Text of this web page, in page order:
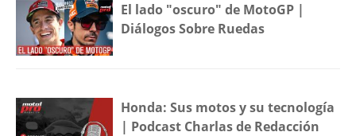
El lado "oscuro" de MotoGP |
Diálogos Sobre Ruedas
Honda: Sus motos y su tecnología
| Podcast Charlas de Redacción